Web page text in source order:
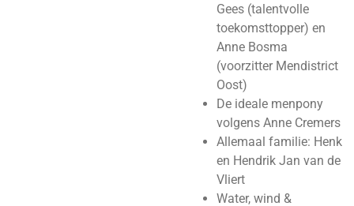
Gees (talentvolle
toekomsttopper) en
Anne Bosma
(voorzitter Mendistrict
Oost)
De ideale menpony
volgens Anne Cremers
Allemaal familie: Henk
en Hendrik Jan van de
Vliert
Water, wind &